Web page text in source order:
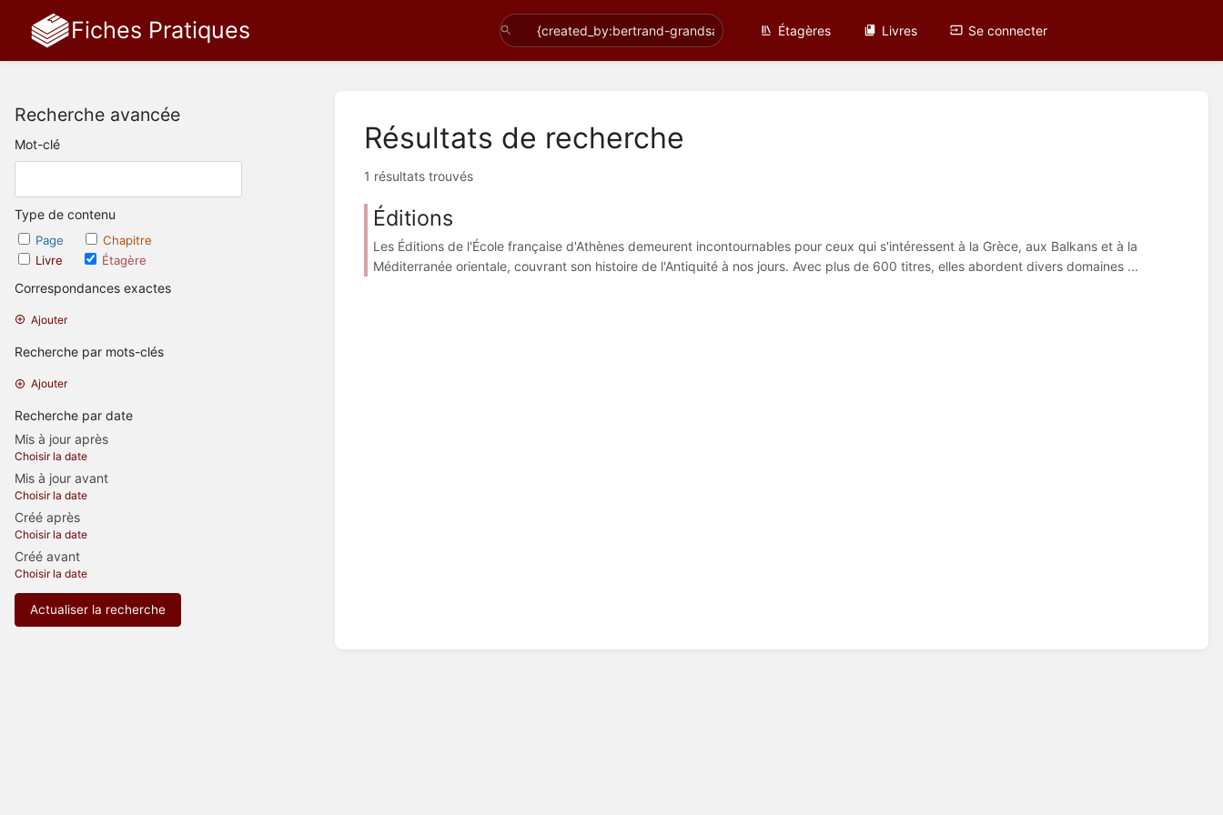
Fiches Pratiques Étagères Livres Se connecter
Recherche avancée
Mot-clé
Type de contenu
Page
Chapitre
Livre
Étagère
Correspondances exactes
Ajouter
Recherche par mots-clés
Ajouter
Recherche par date
Mis à jour après
Choisir la date
Mis à jour avant
Choisir la date
Créé après
Choisir la date
Créé avant
Choisir la date
Actualiser la recherche
Résultats de recherche
1 résultats trouvés
Éditions
Les Éditions de l'École française d'Athènes demeurent incontournables pour ceux qui s'intéressent à la Grèce, aux Balkans et à la
Méditerranée orientale, couvrant son histoire de l'Antiquité à nos jours. Avec plus de 600 titres, elles abordent divers domaines ...